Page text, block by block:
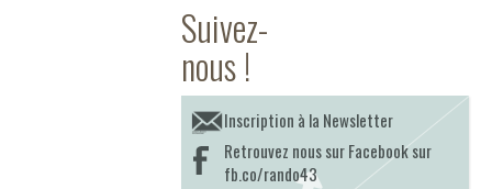
Suivez-
nous !
Inscription à la Newsletter
Retrouvez nous sur Facebook sur
fb.co/rando43